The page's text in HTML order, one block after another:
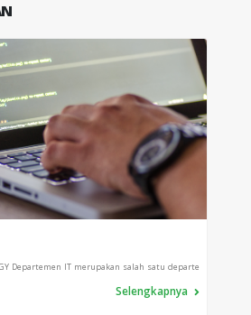
Departemen IT merupakan salah satu departe
Selengkapnya